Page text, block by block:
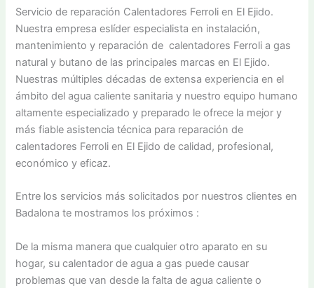
Servicio de reparación Calentadores Ferroli en El Ejido.
Nuestra empresa eslíder especialista en instalación,
mantenimiento y reparación de calentadores Ferroli a gas
natural y butano de las principales marcas en El Ejido.
Nuestras múltiples décadas de extensa experiencia en el
ámbito del agua caliente sanitaria y nuestro equipo humano
altamente especializado y preparado le ofrece la mejor y
más fiable asistencia técnica para reparación de
calentadores Ferroli en El Ejido de calidad, profesional,
económico y eficaz.
Entre los servicios más solicitados por nuestros clientes en
Badalona te mostramos los próximos :
De la misma manera que cualquier otro aparato en su
hogar, su calentador de agua a gas puede causar
problemas que van desde la falta de agua caliente o